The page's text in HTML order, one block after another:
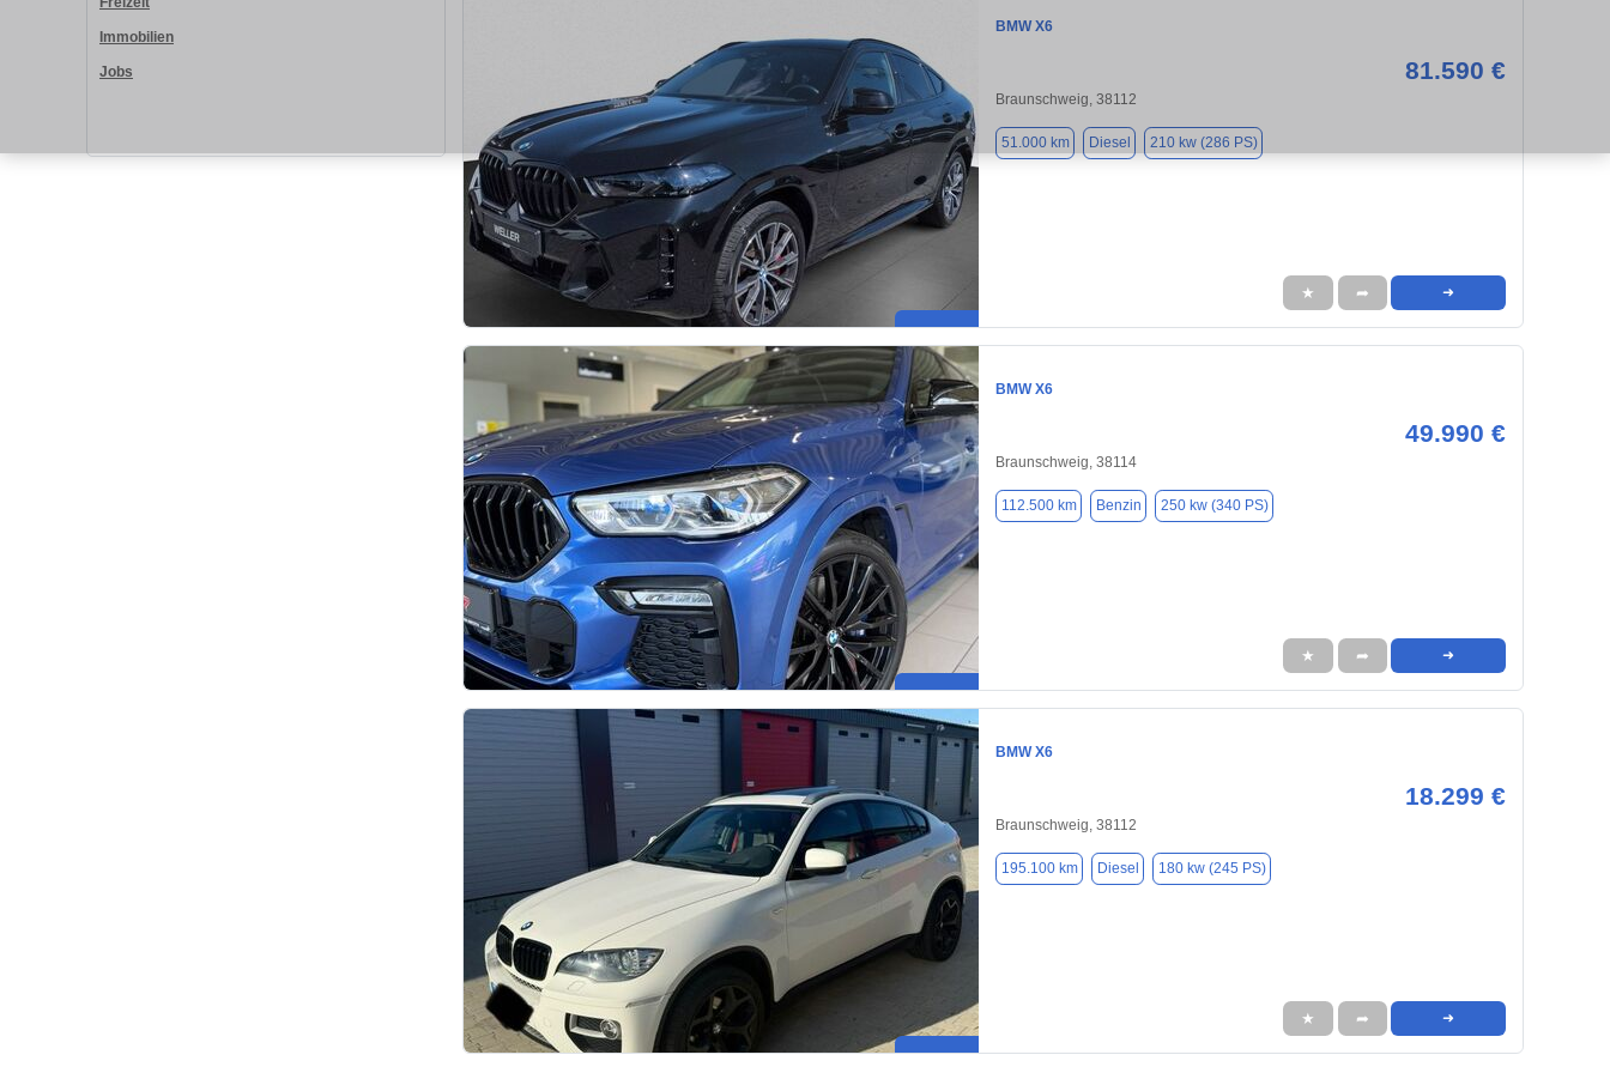
Immobilien
Jobs
BMW X6
81.590 €
Braunschweig, 38112
51.000 km Diesel 210 kw (286 PS)
★ ➦ ➜
BMW X6
49.990 €
Braunschweig, 38114
112.500 km Benzin 250 kw (340 PS)
★ ➦ ➜
BMW X6
18.299 €
Braunschweig, 38112
195.100 km Diesel 180 kw (245 PS)
★ ➦ ➜